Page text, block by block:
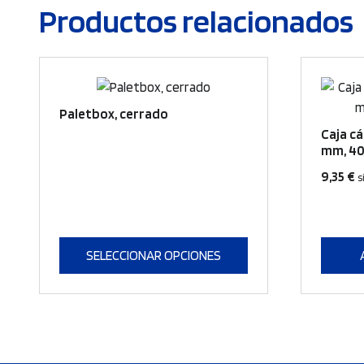
Productos relacionados
Paletbox, cerrado
SELECCIONAR OPCIONES
producto
pueden
Caja
mm,
9,35 €